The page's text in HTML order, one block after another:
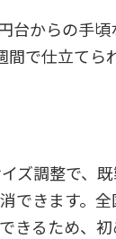
台からの手
間で仕立てら
ズ調整で、
できます。
きるため、